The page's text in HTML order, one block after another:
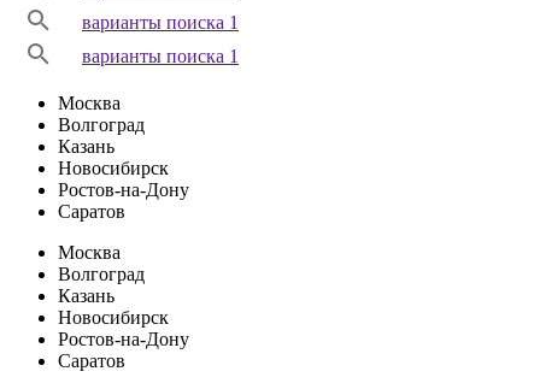
варианты поиска 1
варианты поиска 1
Москва
Волгоград
Казань
Новосибирск
Ростов-на-Дону
Саратов
Москва
Волгоград
Казань
Новосибирск
Ростов-на-Дону
Саратов